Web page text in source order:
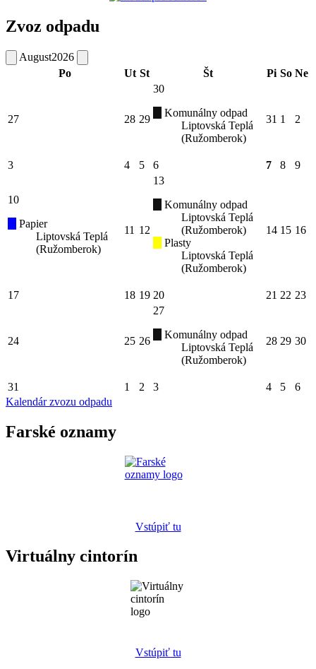
Zvoz odpadu
August2026
Po
Ut St Št Pi So Ne
27 28 29
30
Komunálny odpad
Liptovská Teplá
(Ružomberok)
31 1 2
3 4 5 6 7 8 9
10
Papier
Liptovská Teplá
(Ružomberok)
11 12
13
Komunálny odpad
Liptovská Teplá
(Ružomberok)
Plasty
Liptovská Teplá
(Ružomberok)
14 15 16
17 18 19 20 21 22 23
24 25 26
27
Komunálny odpad
Liptovská Teplá
(Ružomberok)
28 29 30
31 1 2 3 4 5
6
Kalendár zvozu odpadu
Farské oznamy
Vstúpiť tu
Virtuálny cintorín
Vstúpiť tu